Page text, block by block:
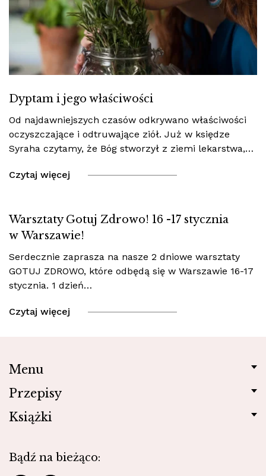
Dyptam i jego właściwości
Od najdawniejszych czasów odkrywano właściwości
oczyszczające i odtruwające ziół. Już w księdze
Syraha czytamy, że Bóg stworzył z ziemi lekarstwa,…
Czytaj więcej
Warsztaty Gotuj Zdrowo! 16 -17 stycznia
w Warszawie!
Serdecznie zaprasza na nasze 2 dniowe warsztaty
GOTUJ ZDROWO, które odbędą się w Warszawie 16-17
stycznia. 1 dzień…
Czytaj więcej
Menu
Przepisy
Książki
Bądź na bieżąco: